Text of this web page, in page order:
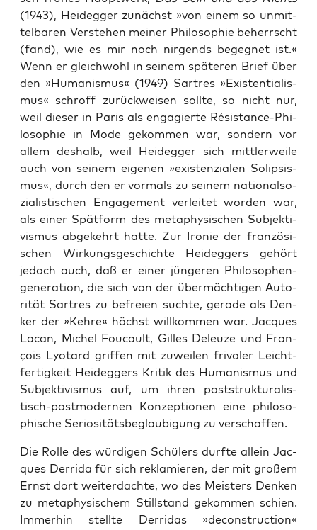
(1943), Heid­eg­ger zunächst »von einem so unmit­
tel­ba­ren Ver­ste­hen mei­ner Phi­lo­so­phie beherrscht
(fand), wie es mir noch nir­gends begeg­net ist.«
Wenn er gleich­wohl in sei­nem spä­te­ren Brief über
den »Huma­nis­mus« (1949) Sar­tres »Exis­ten­tia­lis­
mus« schroff zurück­wei­sen soll­te, so nicht nur,
weil die­ser in Paris als enga­gier­te Résis­tance-Phi­
lo­so­phie in Mode gekom­men war, son­dern vor
allem des­halb, weil Heid­eg­ger sich mitt­ler­wei­le
auch von sei­nem eige­nen »exis­ten­zia­len Solip­sis­
mus«, durch den er vor­mals zu sei­nem natio­nal­so­
zia­lis­ti­schen Enga­ge­ment ver­lei­tet wor­den war,
als einer Spät­form des meta­phy­si­schen Sub­jek­ti­
vis­mus abge­kehrt hat­te. Zur Iro­nie der fran­zö­si­
schen Wir­kungs­ge­schich­te Heid­eg­gers gehört
jedoch auch, daß er einer jün­ge­ren Phi­lo­so­phen­
ge­ne­ra­ti­on, die sich von der über­mäch­ti­gen Auto­
ri­tät Sar­tres zu befrei­en such­te, gera­de als Den­
ker der »Keh­re« höchst will­kom­men war. Jac­ques
Lacan, Michel Fou­cault, Gil­les Deleu­ze und Fran­
çois Lyo­tard grif­fen mit zuwei­len fri­vo­ler Leicht­
fer­tig­keit Heid­eg­gers Kri­tik des Huma­nis­mus und
Sub­jek­ti­vis­mus auf, um ihren post­struk­tu­ra­lis­
tisch-post­mo­der­nen Kon­zep­tio­nen eine phi­lo­so­
phi­sche Serio­si­täts­be­glau­bi­gung zu verschaffen.
Die Rol­le des wür­di­gen Schü­lers durf­te allein Jac­
ques Der­ri­da für sich rekla­mie­ren, der mit gro­ßem
Ernst dort wei­ter­dach­te, wo des Meis­ters Den­ken
zu meta­phy­si­schem Still­stand gekom­men schien.
Immer­hin stell­te Der­ri­das »decon­s­truc­tion«